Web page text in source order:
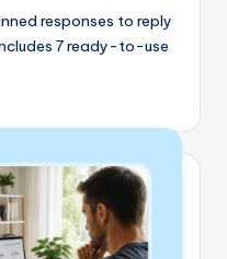
responses to reply
7 ready-to-use